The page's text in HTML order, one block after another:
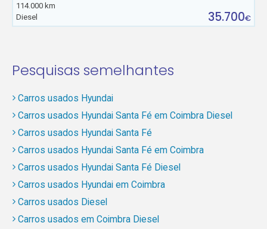
114.000 km
Diesel
35.700€
Pesquisas semelhantes
Carros usados Hyundai
Carros usados Hyundai Santa Fé em Coimbra Diesel
Carros usados Hyundai Santa Fé
Carros usados Hyundai Santa Fé em Coimbra
Carros usados Hyundai Santa Fé Diesel
Carros usados Hyundai em Coimbra
Carros usados Diesel
Carros usados em Coimbra Diesel